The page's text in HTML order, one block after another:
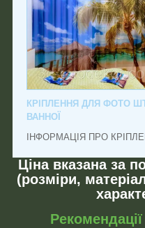
КРІПЛЕННЯ ДЛЯ ФОТО
ВАННОЇ
ІНФОРМАЦІЯ ПРО
Ціна вказана за
(розміри,